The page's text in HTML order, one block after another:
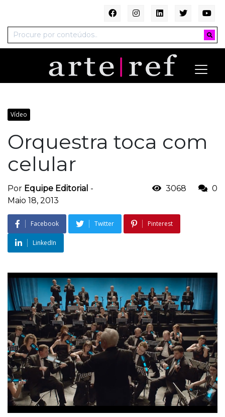
Vídeo
Orquestra toca com
celular
Por Equipe Editorial -
Maio 18, 2013
3068 0
Facebook Twitter Pinterest
LinkedIn